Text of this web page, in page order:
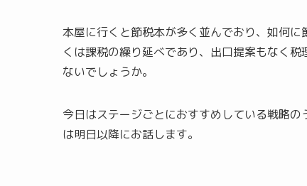
本屋に行くと節税本が多く並んでおり、如何
くは課税の繰り延べであり、出口提案もなく
ないでしょうか。
今日はステージごとにおすすめしている戦略
は明日以降にお話します。